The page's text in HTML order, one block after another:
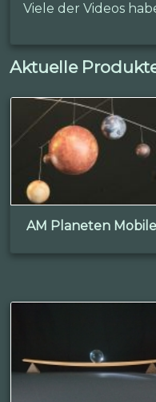
Viele der Videos
Aktuelle
AM Planeten Mobile